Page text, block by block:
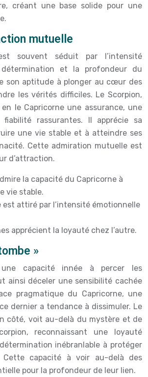
créant une base solide pour une
mutuelle
souvent séduit par l’intensité
détermination et la profondeur du
son aptitude à plonger au cœur des
les vérités difficiles. Le Scorpion,
le Capricorne une assurance, une
rassurantes. Il apprécie sa
une vie stable et à atteindre ses
Cette admiration mutuelle est
d’attraction.
la capacité du Capricorne à
vie stable.
est attiré par l’intensité émotionnelle
apprécient la loyauté chez l’autre.
»
capacité innée à percer les
ainsi déceler une sensibilité cachée
pragmatique du Capricorne, une
dernier a tendance à dissimuler. Le
côté, voit au-delà du mystère et de
reconnaissant une loyauté
inébranlable à protéger
Cette capacité à voir au-delà des
pour la profondeur de leur lien.